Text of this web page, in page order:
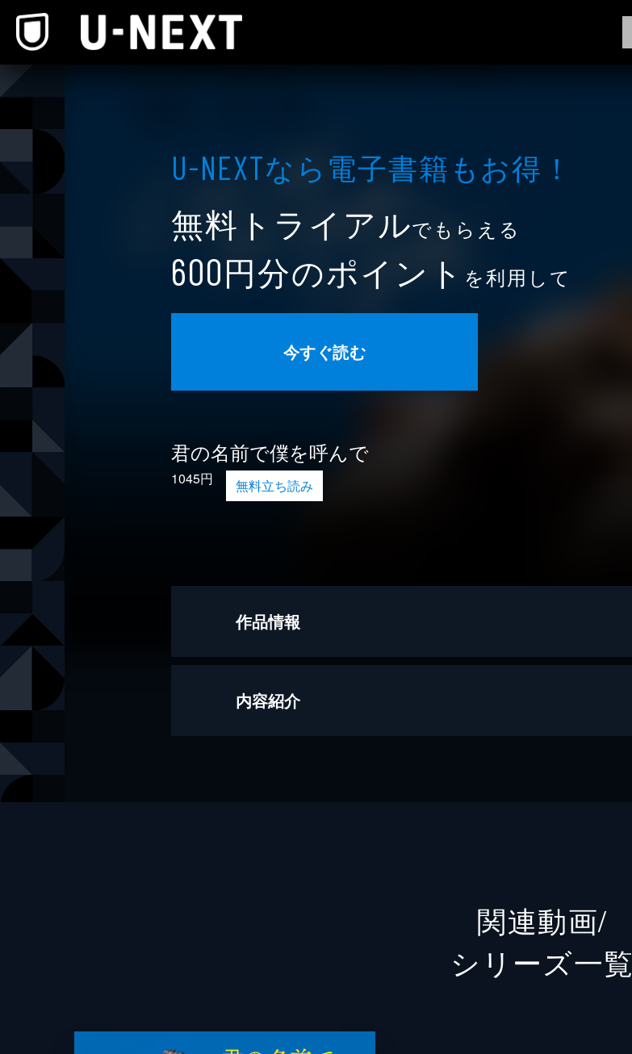
U-NEXTなら電⼦書籍もお得！
無料トライアルでもらえる
600円分のポイント を利用して
今すぐ読む
君の名前で僕を呼んで
1045円 無料立ち読み
作品情報
著者
内容紹介
関連動画/
シリーズ⼀覧